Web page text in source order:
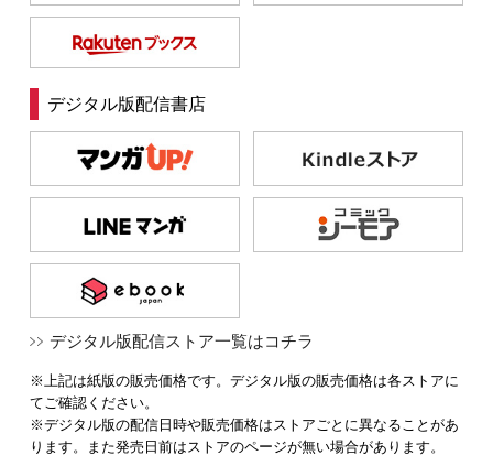
デジタル版配信書店
デジタル版配信ストア一覧はコチラ
※上記は紙版の販売価格です。デジタル版の販売価格は各ストアに
てご確認ください。
※デジタル版の配信日時や販売価格はストアごとに異なることがあ
ります。また発売日前はストアのページが無い場合があります。